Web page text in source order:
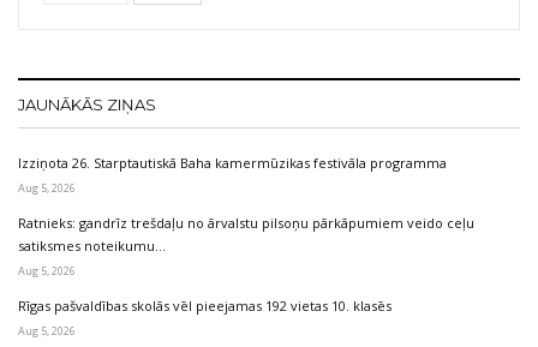
JAUNĀKĀS ZIŅAS
Izziņota 26. Starptautiskā Baha kamermūzikas festivāla programma
Aug 5, 2026
Ratnieks: gandrīz trešdaļu no ārvalstu pilsoņu pārkāpumiem veido ceļu
satiksmes noteikumu…
Aug 5, 2026
Rīgas pašvaldības skolās vēl pieejamas 192 vietas 10. klasēs
Aug 5, 2026